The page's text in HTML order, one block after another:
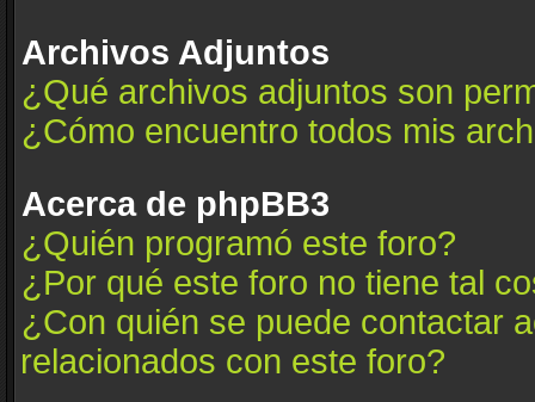
Archivos Adjuntos
¿Qué archivos adjuntos son
¿Cómo encuentro todos mis
Acerca de phpBB3
¿Quién programó este foro?
¿Por qué este foro no tiene tal
¿Con quién se puede contactar
relacionados con este foro?